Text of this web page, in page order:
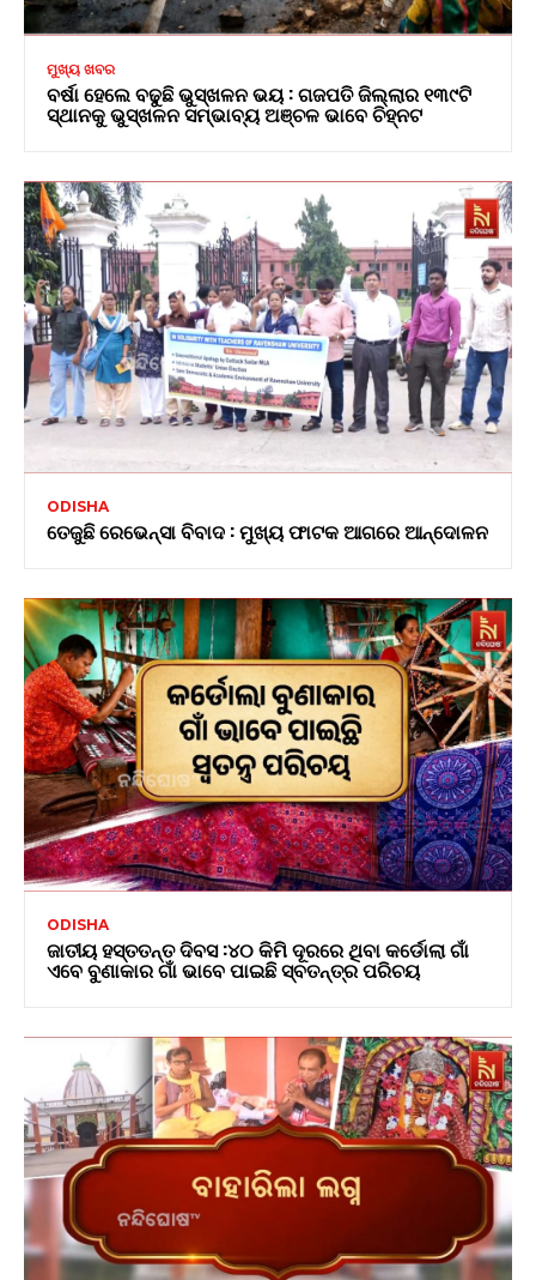
ମୁଖ୍ୟ ଖବର
ବର୍ଷା ହେଲେ ବଢୁଛି ଭୁସ୍ଖଳନ ଭୟ : ଗଜପତି ଜିଲ୍ଲାର ୧୩୯ଟି
ସ୍ଥାନକୁ ଭୁସ୍ଖଳନ ସମ୍ଭାବ୍ୟ ଅଞ୍ଚଳ ଭାବେ ଚିହ୍ନଟ
ODISHA
ତେଜୁଛି ରେଭେନ୍ସା ବିବାଦ : ମୁଖ୍ୟ ଫାଟକ ଆଗରେ ଆନ୍ଦୋଳନ
ODISHA
ଜାତୀୟ ହସ୍ତତନ୍ତ ଦିବସ :୪୦ କିମି ଦୂରରେ ଥିବା କର୍ଡୋଲା ଗାଁ
ଏବେ ବୁଣାକାର ଗାଁ ଭାବେ ପାଇଛି ସ୍ବତନ୍ତ୍ର ପରିଚୟ